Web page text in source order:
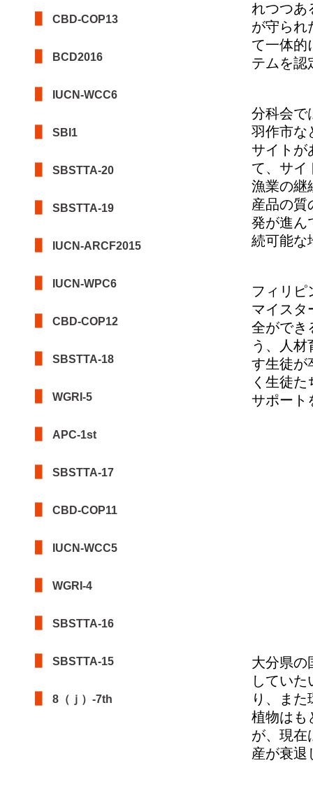
CBD-COP13
BCD2016
IUCN-WCC6
SBI1
SBSTTA-20
SBSTTA-19
IUCN-ARCF2015
IUCN-WPC6
CBD-COP12
SBSTTA-18
WGRI-5
APC-1st
SBSTTA-17
CBD-COP11
IUCN-WCC5
WGRI-4
SBSTTA-16
SBSTTA-15
8（ｊ）-7th
れつつあ
が守られ
て一体的
テムを認
分科会で
羽作市な
サイトが
て、サイ
漁業の継
産品の質
発が進ん
続可能な
フィリピ
マイスタ
全ができ
う、人材
す生徒が
く生徒
サポート
大分県の
してい
り、ま
植物はも
が、現在
産が衰退